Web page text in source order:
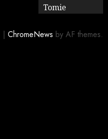
Tomie
| ChromeNews by AF themes.